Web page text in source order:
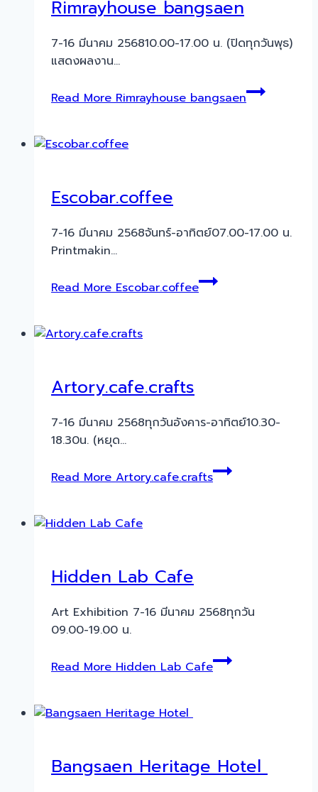
Rimrayhouse bangsaen
7-16 มีนาคม 256810.00-17.00 น. (ปิดทุกวันพุธ)
แสดงผลงาน…
Read MoreRimrayhouse bangsaen
Escobar.coffee
7-16 มีนาคม 2568จันทร์-อาทิตย์07.00-17.00 น.
Printmakin…
Read MoreEscobar.coffee
Artory.cafe.crafts
7-16 มีนาคม 2568ทุกวันอังคาร-อาทิตย์10.30-
18.30น. (หยุด…
Read MoreArtory.cafe.crafts
Hidden Lab Cafe
Art Exhibition 7-16 มีนาคม 2568ทุกวัน
09.00-19.00 น.
Read More Hidden Lab Cafe
Bangsaen Heritage Hotel